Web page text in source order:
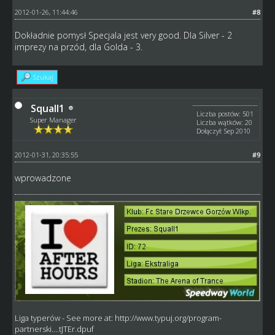
#8
2012-01-26, 11:44:46
Dokładnie pomysł Specjala jest very good. Dla Silver - 2
imprezy na przód, dla Golda - 3.
Szukaj
Squall1
Super Manager
Liczba postów: 501
Liczba wątków: 20
Dołączył: Sep 2010
#9
2012-01-31, 20:35:55
wprowadzone
Liga typerów- See more at: http://www.typuj.org/program-
partnerski....tJTEr.dpuf